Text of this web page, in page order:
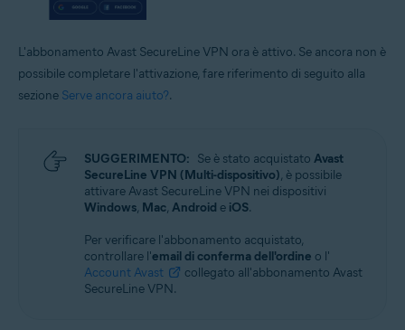
L'abbonamento Avast SecureLine VPN ora è attivo. Se ancora non è
possibile completare l'attivazione, fare riferimento di seguito alla
sezione Serve ancora aiuto?.
SUGGERIMENTO: Se è stato acquistato Avast
SecureLine VPN (Multi-dispositivo), è possibile
attivare Avast SecureLine VPN nei dispositivi
Windows, Mac, Android e iOS.
Per verificare l'abbonamento acquistato,
controllare l'email di conferma dell'ordine o l'
Account Avast
collegato all'abbonamento Avast
SecureLine VPN.